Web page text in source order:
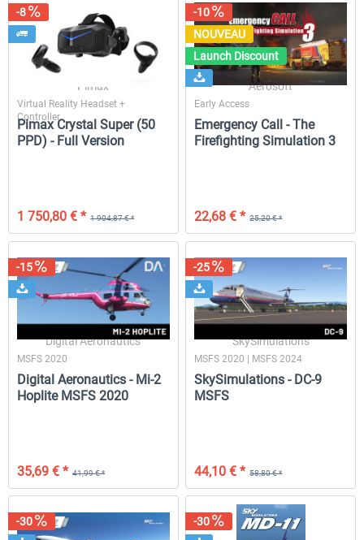
-8
Pimax
Virtual Reality Headset +
Controller
Pimax Crystal Super (50
PPD) - Full Version
1 904,87 € *
1 750,80 € *
-10
NOUVEAU
Launch Discount
Aerosoft
Early Access
Emergency Call - The
Firefighting Simulation 3
25,20 € *
22,68 € *
-15
Digital Aeronautics
MSFS 2020
Digital Aeronautics - Mi-2
Hoplite MSFS 2020
41,99 € *
35,69 € *
-25
SkySimulations
MSFS 2020 | MSFS 2024
SkySimulations - DC-9
MSFS
58,80 € *
44,10 € *
-30 -30